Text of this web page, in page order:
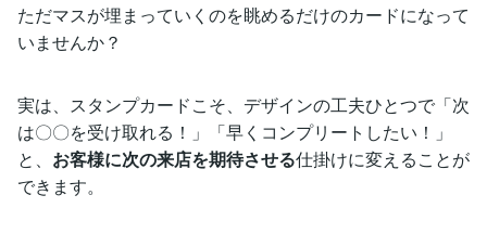
ただマスが埋まっていくのを眺めるだけのカードになって
いませんか？
実は、スタンプカードこそ、デザインの工夫ひとつで「次
は〇〇を受け取れる！」「早くコンプリートしたい！」
と、 お客様に次の来店を期待させる仕掛けに変えることが
できます。